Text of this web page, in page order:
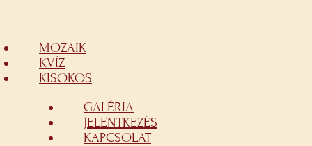
MOZAIK
KVÍZ
KISOKOS
GALÉRIA
JELENTKEZÉS
KAPCSOLAT